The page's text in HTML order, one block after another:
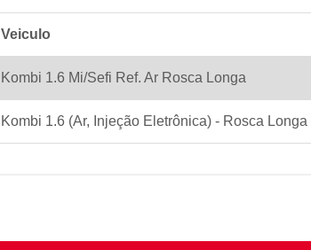
Veiculo
Kombi 1.6 Mi/Sefi Ref. Ar Rosca Longa
Kombi 1.6 (Ar, Injeção Eletrônica) - Rosca Longa